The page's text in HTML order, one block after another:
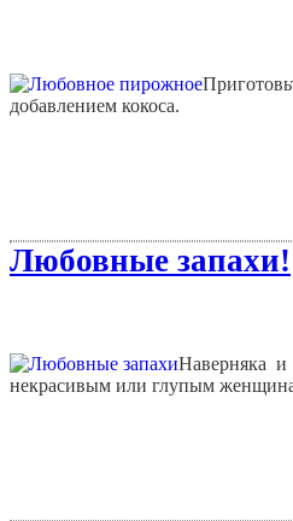
добавлением кокоса.
Любовные запахи!
Наверняка
некрасивым или глупым